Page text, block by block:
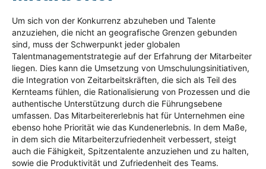
Um sich von der Konkurrenz abzuheben und Talente
anzuziehen, die nicht an geografische Grenzen gebunden
sind, muss der Schwerpunkt jeder globalen
Talentmanagementstrategie auf der Erfahrung der Mitarbeiter
liegen. Dies kann die Umsetzung von Umschulungsinitiativen,
die Integration von Zeitarbeitskräften, die sich als Teil des
Kernteams fühlen, die Rationalisierung von Prozessen und die
authentische Unterstützung durch die Führungsebene
umfassen. Das Mitarbeitererlebnis hat für Unternehmen eine
ebenso hohe Priorität wie das Kundenerlebnis. In dem Maße,
in dem sich die Mitarbeiterzufriedenheit verbessert, steigt
auch die Fähigkeit, Spitzentalente anzuziehen und zu halten,
sowie die Produktivität und Zufriedenheit des Teams.